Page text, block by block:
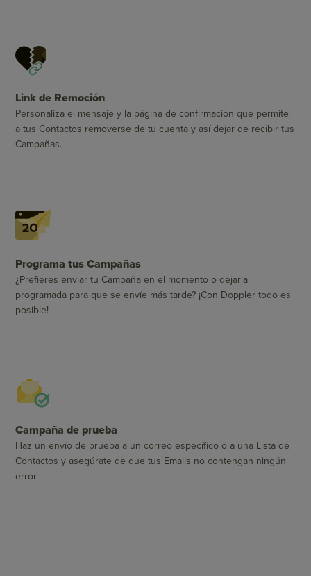
Link de Remoción
Personaliza el mensaje y la página de confirmación que permite
a tus Contactos removerse de tu cuenta y así dejar de recibir tus
Campañas.
Programa tus Campañas
¿Prefieres enviar tu Campaña en el momento o dejarla
programada para que se envíe más tarde? ¡Con Doppler todo es
posible!
Campaña de prueba
Haz un envío de prueba a un correo específico o a una Lista de
Contactos y asegúrate de que tus Emails no contengan ningún
error.